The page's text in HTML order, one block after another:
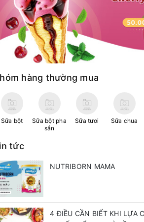
hàng thường mua
Sữa bột
Sữa bột pha
sẳn
Sữa tươi Sữa chua
tức
NUTRIBORN MAMA
4 ĐIỀU CẦN BIẾT KHI LỰA